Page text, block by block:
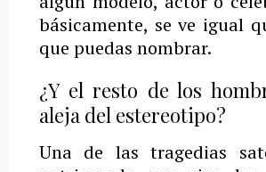
básicamente, se ve igual
que puedas nombrar.
¿Y el resto de los
aleja del estereotipo?
Una de las tragedias